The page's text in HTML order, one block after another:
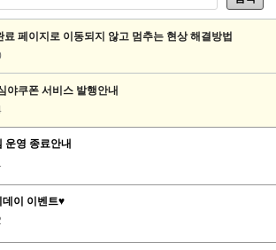
페이지로 이동되지 않고 멈추는 현상 해결방법
야쿠폰 서비스 발행안내
운영 종료안내
이 이벤트♥